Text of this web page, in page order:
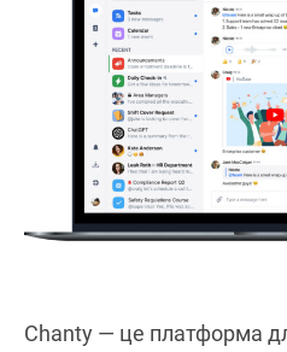
Chanty — це платформа